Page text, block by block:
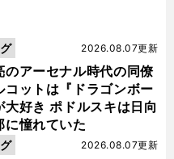
のアーセナル時代の同僚
コットは『ドラゴンボー
大好き ポドルスキは日向
に憧れていた
2026.08.07更新
2026.08.07更新